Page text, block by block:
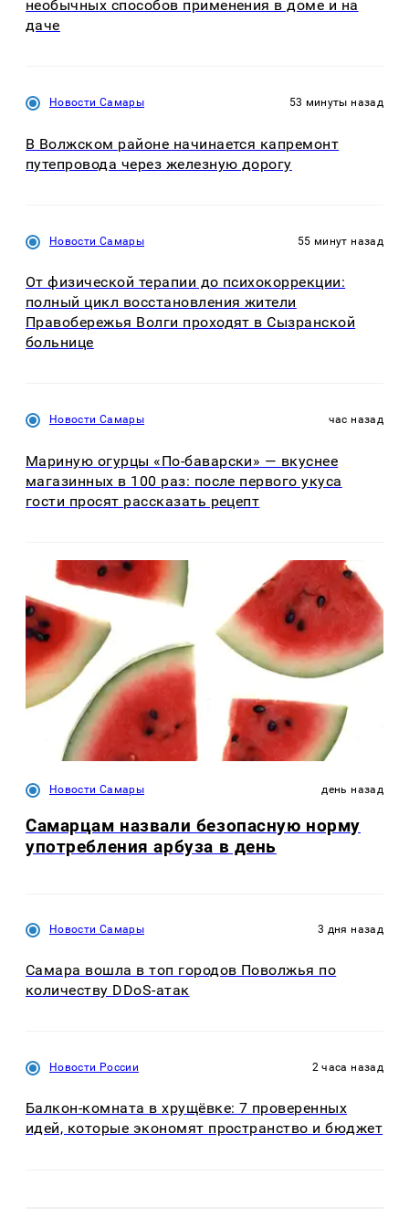
необычных способов применения в доме и на
даче
Новости Самары 53 минуты назад
В Волжском районе начинается капремонт
путепровода через железную дорогу
Новости Самары 55 минут назад
От физической терапии до психокоррекции:
полный цикл восстановления жители
Правобережья Волги проходят в Сызранской
больнице
Новости Самары час назад
Мариную огурцы «По-баварски» — вкуснее
магазинных в 100 раз: после первого укуса
гости просят рассказать рецепт
Новости Самары день назад
Самарцам назвали безопасную норму
употребления арбуза в день
Новости Самары 3 дня назад
Самара вошла в топ городов Поволжья по
количеству DDoS-атак
Новости России 2 часа назад
Балкон-комната в хрущёвке: 7 проверенных
идей, которые экономят пространство и бюджет